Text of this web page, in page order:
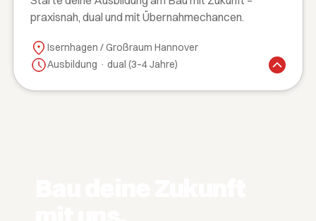
praxisnah, dual und mit Übernahmechancen.
Isernhagen / Großraum Hannover
Ausbildung · dual (3–4 Jahre)